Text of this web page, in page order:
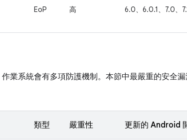
EoP 高 6.0、6.0.1、7.0、
業系統會有多項防護機制。本節中最嚴重的安全
類型 嚴重性 更新的 Android